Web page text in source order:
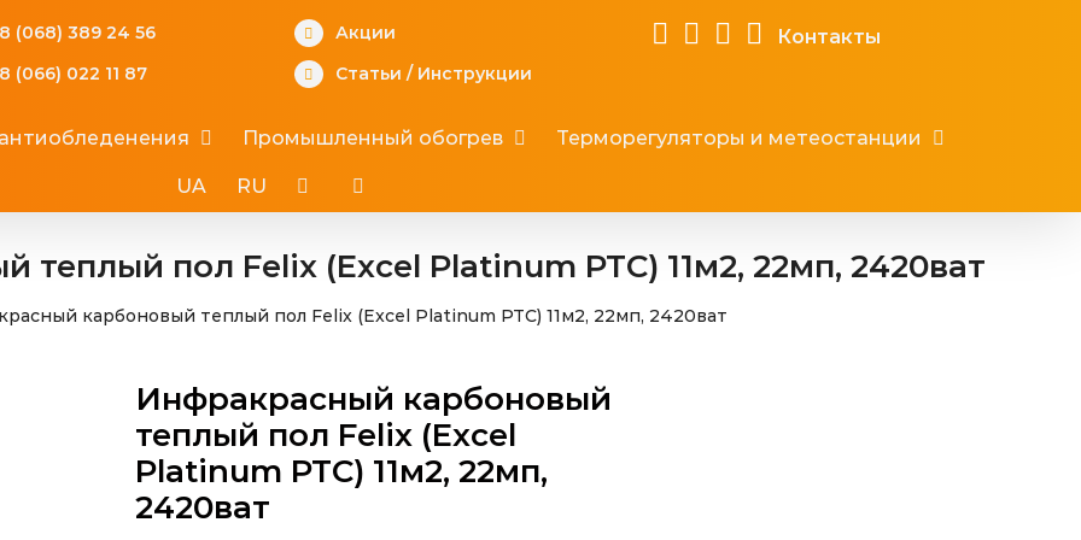
(068) 389 24 56
(066) 022 11 87
Акции
Статьи / Инструкции
Контакты
Промышленный обогрев Терморегуляторы и метеостанции
UA RU
пол Felix (Excel Platinum PTC) 11м2, 22мп, 2420ват
карбоновый теплый пол Felix (Excel Platinum PTC) 11м2, 22мп, 2420ват
Инфракрасный карбоновый
теплый пол Felix (Excel
Platinum PTC) 11м2, 22мп,
2420ват